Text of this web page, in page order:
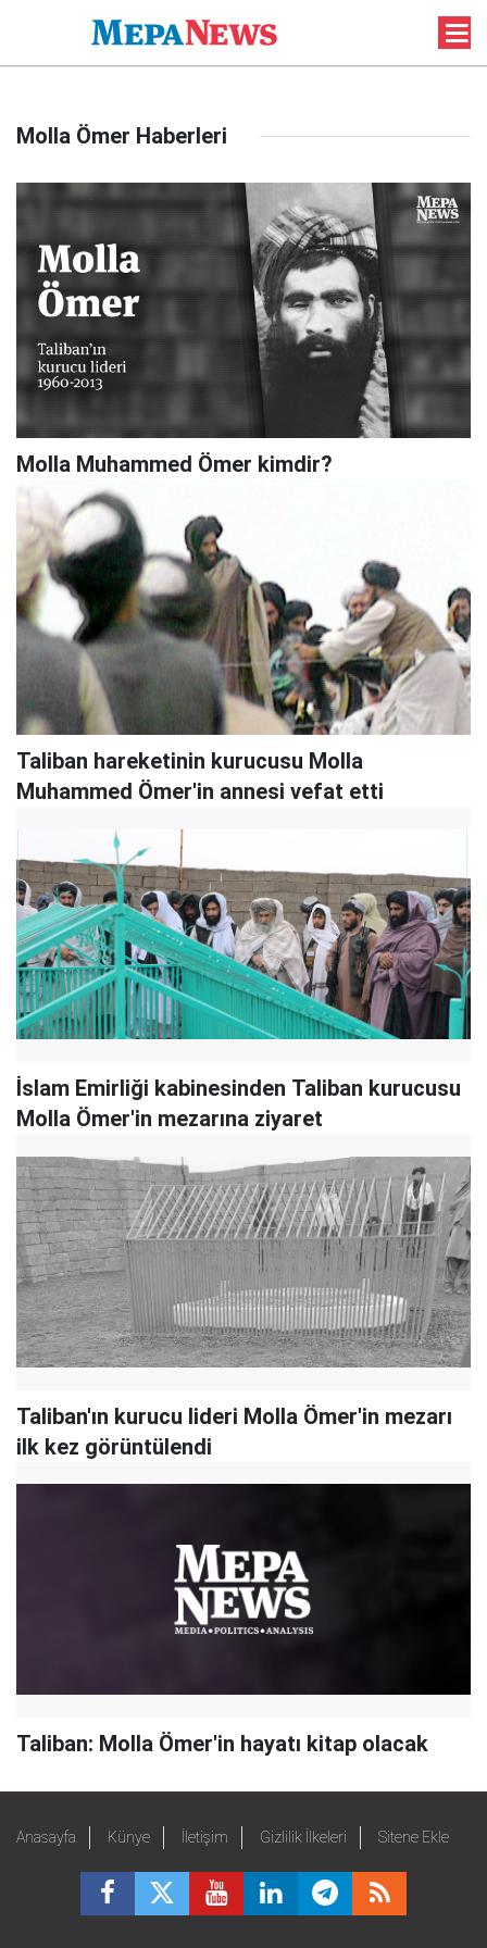
Molla Ömer Haberleri
Molla Muhammed Ömer kimdir?
Taliban hareketinin kurucusu Molla
Muhammed Ömer'in annesi vefat etti
İslam Emirliği kabinesinden Taliban kurucusu
Molla Ömer'in mezarına ziyaret
Taliban'ın kurucu lideri Molla Ömer'in mezarı
ilk kez görüntülendi
Taliban: Molla Ömer'in hayatı kitap olacak
Anasayfa Künye İletişim Gizlilik İlkeleri Sitene Ekle